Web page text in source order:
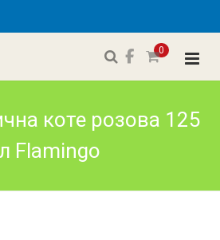
0
коте розова 125
Flamingo